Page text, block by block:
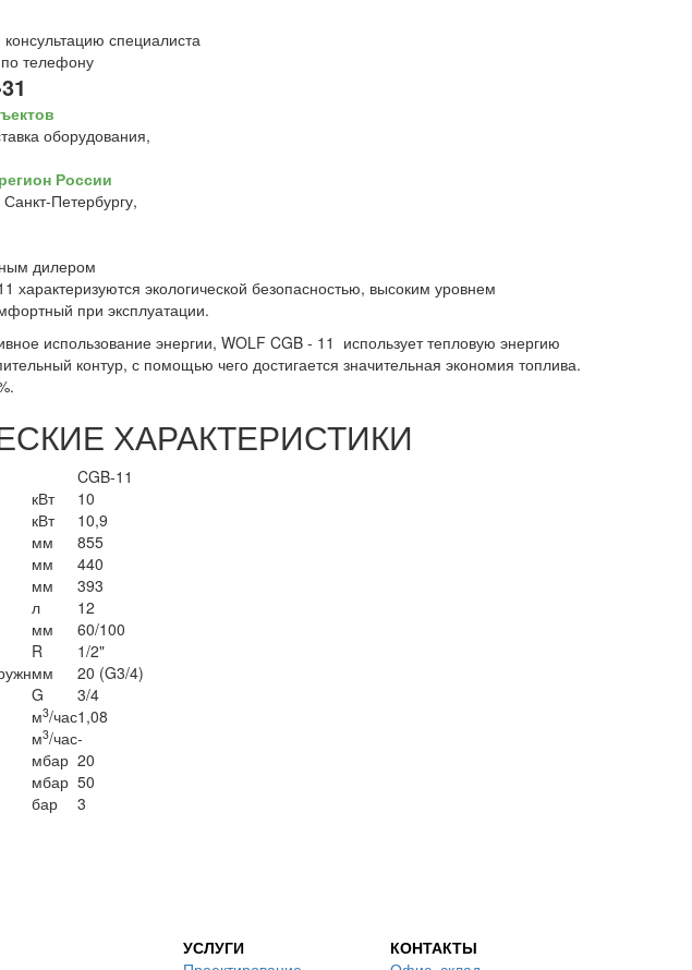
специалиста
телефону
оборудования,
России
Петербургу,
дилером
характеризуются экологической безопасностью, высоким уровнем
при эксплуатации.
использование энергии, WOLF CGB - 11 использует тепловую энергию
контур, с помощью чего достигается значительная экономия топлива.
ХАРАКТЕРИСТИКИ
CGB-11
кВт
10
кВт
10,9
мм
855
мм
440
мм
393
л
12
мм
60/100
R
1/2"
мм
20 (G3/4)
G
3/4
м3/час1,08
м3/час-
мбар 20
мбар 50
бар 3
УСЛУГИ
КОНТАКТЫ